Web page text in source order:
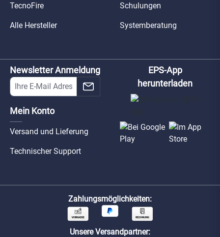
TecnoFire
Alle Hersteller
Schulungen
Systemberatung
Newsletter Anmeldung
Mein Konto
Versand und Lieferung
Technischer Support
EPS-App
herunterladen
Zahlungsmöglichkeiten:
Unsere Versandpartner: